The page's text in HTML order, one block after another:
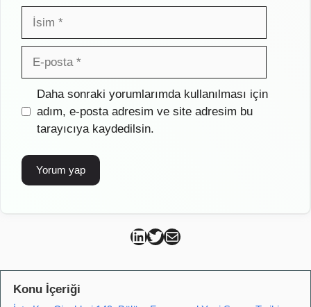
İsim
posta
İnternet
sitesi
Daha sonraki yorumlarımda kullanılması için
adım, e-posta adresim ve site adresim bu
tarayıcıya kaydedilsin.
Can Kütahya Linkedin
Can Kütahya Twitter
Can Kütahya Mail
Konu İçeriği